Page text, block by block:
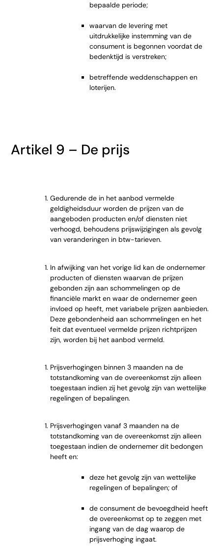
bepaalde periode;
waarvan de levering met
uitdrukkelijke instemming van de
consument is begonnen voordat de
bedenktijd is verstreken;
betreffende weddenschappen en
loterijen.
Artikel 9 – De prijs
Gedurende de in het aanbod vermelde
geldigheidsduur worden de prijzen van de
aangeboden producten en/of diensten niet
verhoogd, behoudens prijswijzigingen als gevolg
van veranderingen in btw-tarieven.
In afwijking van het vorige lid kan de ondernemer
producten of diensten waarvan de prijzen
gebonden zijn aan schommelingen op de
financiële markt en waar de ondernemer geen
invloed op heeft, met variabele prijzen aanbieden.
Deze gebondenheid aan schommelingen en het
feit dat eventueel vermelde prijzen richtprijzen
zijn, worden bij het aanbod vermeld.
Prijsverhogingen binnen 3 maanden na de
totstandkoming van de overeenkomst zijn alleen
toegestaan indien zij het gevolg zijn van wettelijke
regelingen of bepalingen.
Prijsverhogingen vanaf 3 maanden na de
totstandkoming van de overeenkomst zijn alleen
toegestaan indien de ondernemer dit bedongen
heeft en:
deze het gevolg zijn van wettelijke
regelingen of bepalingen; of
de consument de bevoegdheid heeft
de overeenkomst op te zeggen met
ingang van de dag waarop de
prijsverhoging ingaat.